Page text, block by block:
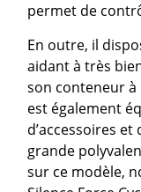
permet de
En outre, il
aidant à très
son conteneur à
est également
d’accessoires
grande
sur ce modèle,